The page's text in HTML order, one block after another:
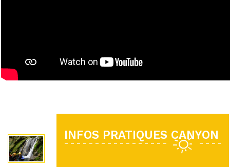
INFOS PRATIQUES CANYON